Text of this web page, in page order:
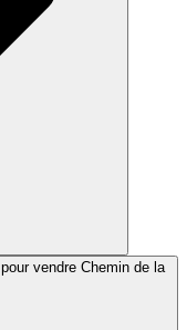
vendre Chemin de la